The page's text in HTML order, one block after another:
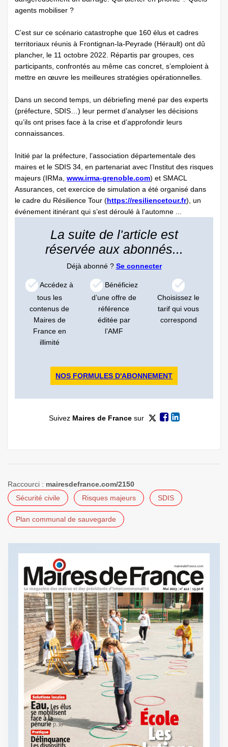
agents mobiliser ?
C’est sur ce scénario catastrophe que 160 élus et cadres
territoriaux réunis à Frontignan-la-Peyrade (Hérault) ont dû
plancher, le 11 octobre 2022. Répartis par groupes, ces
participants, confrontés au même cas concret, s’emploient à
mettre en œuvre les meilleures stratégies opérationnelles.
Dans un second temps, un débriefing mené par des experts
(préfecture, SDIS…) leur permet d’analyser les décisions
qu’ils ont prises face à la crise et d’approfondir leurs
connaissances.
Initié par la préfecture, l’association départementale des
maires et le SDIS 34, en partenariat avec l’Institut des risques
majeurs (IRMa, www.irma-grenoble.com) et SMACL
Assurances, cet exercice de simulation a été organisé dans
le cadre du Résilience Tour (https://resiliencetour.fr), un
événement itinérant qui s’est déroulé à l’automne ...
La suite de l'article est
réservée aux abonnés...
Déjà abonné ? Se connecter
Accédez à
tous les
contenus de
Maires de
France en
illimité
Bénéficiez
d’une offre de
référence
éditée par
l’AMF
Choisissez le
tarif qui vous
correspond
NOS FORMULES D'ABONNEMENT
Suivez Maires de Francesur
Raccourci : mairesdefrance.com/2150
Sécurité civile
Risques majeurs SDIS
Plan communal de sauvegarde